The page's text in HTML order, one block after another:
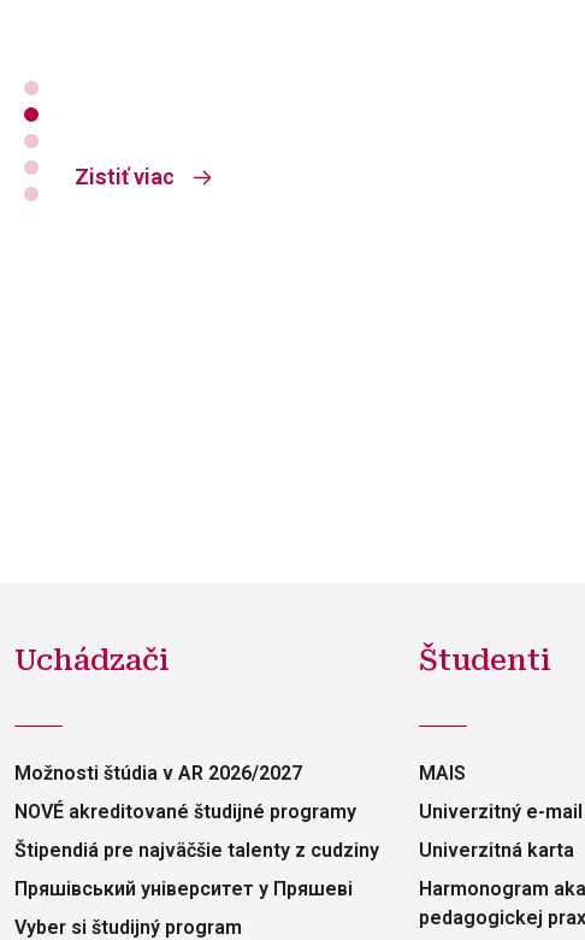
Zistiť viac
Uchádzači
Možnosti štúdia v AR 2026/2027
NOVÉ akreditované študijné programy
Štipendiá pre najväčšie talenty z cudziny
Пряшівський університет y Пряшеві
Vyber si študijný program
Študenti
MAIS
Univerzitný e-mail
Univerzitná karta
Harmonogram
pedagogickej